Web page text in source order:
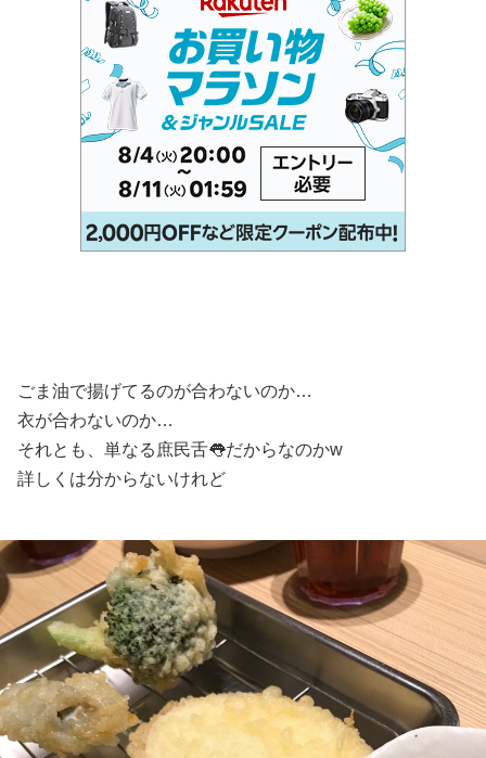
ごま油で揚げてるのが合わないのか…
衣が合わないのか…
それとも、単なる庶民舌👅だからなのかw
詳しくは分からないけれど